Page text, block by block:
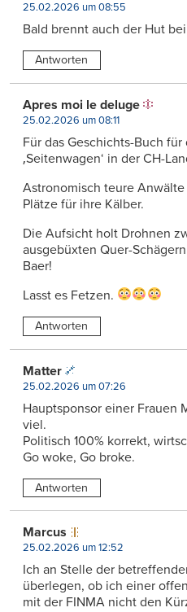
25.02.2026 um 08:55
Bald brennt auch der Hut
Antworten
Apres moi le deluge
25.02.2026 um 08:11
Für das Geschichts-Buch
‚Seitenwagen‘ in der CH-
Astronomisch teure
Plätze für ihre Kälber.
Die Aufsicht holt Drohnen
ausgebüxten Quer-
Baer!
Lasst es Fetzen.
Antworten
Matter
25.02.2026 um 07:26
Hauptsponsor einer Frauen
viel.
Politisch 100% korrekt,
Go woke, Go broke.
Antworten
Marcus
25.02.2026 um 12:52
Ich an Stelle der
überlegen, ob ich einer
mit der FINMA nicht den